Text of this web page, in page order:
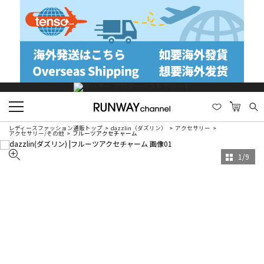
レディースファッション通販トップ dazzlin（ダズリン） アクセサリー
アクセサリー/その他 フルーツアクセチャーム
1 /9